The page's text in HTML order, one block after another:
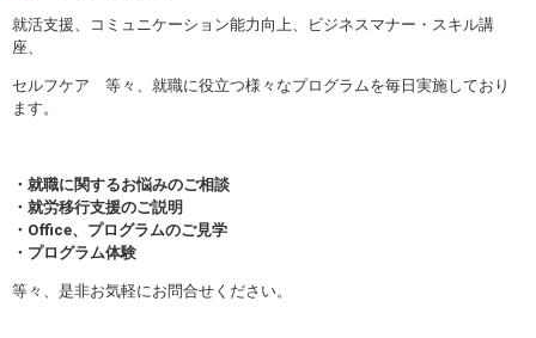
就活支援、コミュニケーション能力向上、ビジネスマナー・スキル講
座、
セルフケア 等々、就職に役立つ様々なプログラムを毎日実施しており
ます。
・就職に関するお悩みのご相談
・就労移行支援のご説明
・Office、プログラムのご見学
・プログラム体験
等々、是非お気軽にお問合せください。